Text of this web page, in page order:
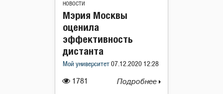
НОВОСТИ
1781
Мэрия Москвы
оценила
эффективность
дистанта
Мой университет 07.12.2020 12:28
Подробнее